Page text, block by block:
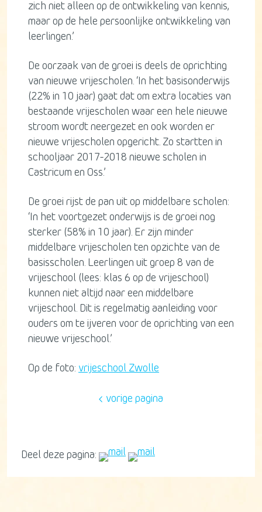
zich niet alleen op de ontwikkeling van kennis,
maar op de hele persoonlijke ontwikkeling van
leerlingen.’
De oorzaak van de groei is deels de oprichting
van nieuwe vrijescholen. ‘In het basisonderwijs
(22% in 10 jaar) gaat dat om extra locaties van
bestaande vrijescholen waar een hele nieuwe
stroom wordt neergezet en ook worden er
nieuwe vrijescholen opgericht. Zo startten in
schooljaar 2017-2018 nieuwe scholen in
Castricum en Oss.’
De groei rijst de pan uit op middelbare scholen:
‘In het voortgezet onderwijs is de groei nog
sterker (58% in 10 jaar). Er zijn minder
middelbare vrijescholen ten opzichte van de
basisscholen. Leerlingen uit groep 8 van de
vrijeschool (lees: klas 6 op de vrijeschool)
kunnen niet altijd naar een middelbare
vrijeschool. Dit is regelmatig aanleiding voor
ouders om te ijveren voor de oprichting van een
nieuwe vrijeschool.’
Op de foto: vrijeschool Zwolle
vorige pagina
Deel deze pagina: